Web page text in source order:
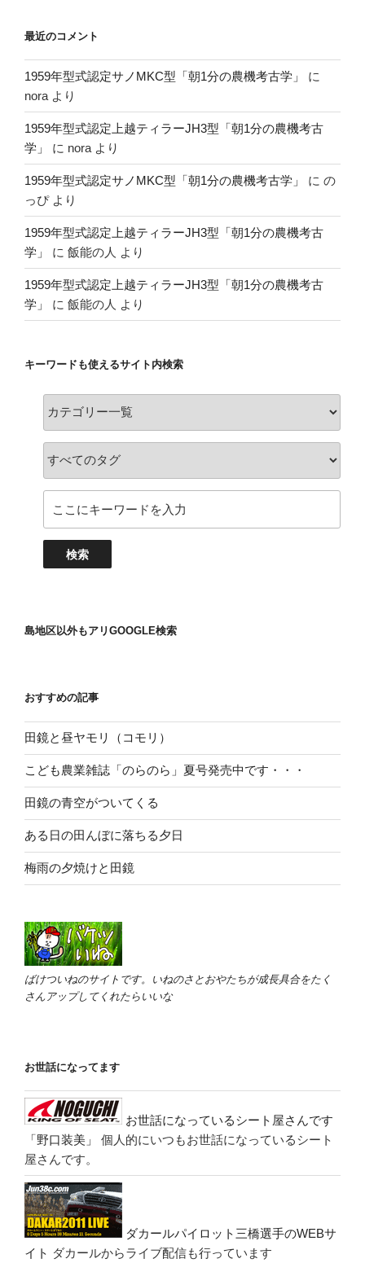
最近のコメント
1959年型式認定サノMKC型「朝1分の農機考古学」
に
nora より
1959年型式認定上越ティラーJH3型「朝1分の農機考古
学」
に nora より
1959年型式認定サノMKC型「朝1分の農機考古学」 に の
っぴより
1959年型式認定上越ティラーJH3型「朝1分の農機考古
学」
に 飯能の人 より
1959年型式認定上越ティラーJH3型「朝1分の農機考古
学」
に 飯能の人 より
キーワードも使えるサイト内検索
島地区以外もアリGOOGLE検索
おすすめの記事
田鏡と昼ヤモリ（コモリ）
こども農業雑誌「のらのら」夏号発売中です・・・
田鏡の青空がついてくる
ある日の田んぼに落ちる夕日
梅雨の夕焼けと田鏡
ばけついねのサイトです。いねのさとおやたちが成長具合をたく
さんアップしてくれたらいいな
お世話になってます
お世話になっているシート屋さんです
「野口装美」
個人的にいつもお世話になっているシート
屋さんです。
ダカールパイロット三橋選手のWEBサ
イト ダカールからライブ配信も行っています